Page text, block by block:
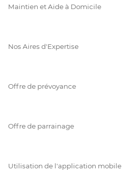
Maintien et Aide à Domicile
Nos Aires d'Expertise
Offre de prévoyance
Offre de parrainage
Utilisation de l'application mobile